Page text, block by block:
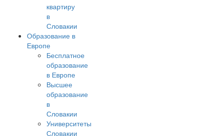
квартиру
в
Словакии
Образование в
Европе
Бесплатное
образование
в Европе
Высшее
образование
в
Словакии
Университеты
Словакии